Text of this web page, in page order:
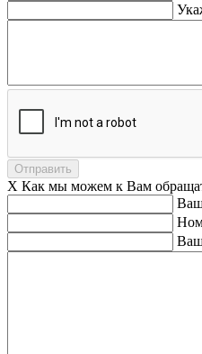
Отправить
X Как мы можем к Вам